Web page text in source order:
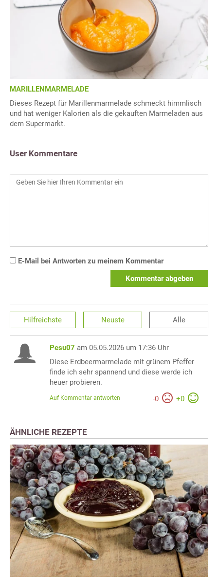
MARILLENMARMELADE
Dieses Rezept für Marillenmarmelade schmeckt himmlisch
und hat weniger Kalorien als die gekauften Marmeladen aus
dem Supermarkt.
User Kommentare
E-Mail bei Antworten zu meinem Kommentar
Kommentar abgeben
Hilfreichste Neuste Alle
Pesu07 am 05.05.2026 um 17:36 Uhr
Diese Erdbeermarmelade mit grünem Pfeffer
finde ich sehr spannend und diese werde ich
heuer probieren.
-0 +0
Auf Kommentar antworten
ÄHNLICHE REZEPTE